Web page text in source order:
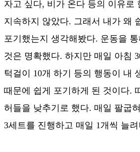
자고 싶다, 비가 온다 등의 이유로
지속하지 않았다. 그래서 내가 왜
포기했는지 생각해봤다. 운동을
것은 명확했다. 하지만 매일 아침
턱걸이 10개 하기 등의 행동이 내
때문에 쉽게 포기하게 된 것이다.
허들을 낮추기로 했다. 매일 팔굽
3세트를 진행하고 매일 1개씩 늘